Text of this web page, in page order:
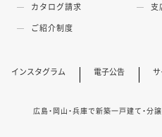
カタログ請求
支
ご紹介制度
広島・岡山・兵庫で新築一戸建て・分
インスタグラム 電子公告